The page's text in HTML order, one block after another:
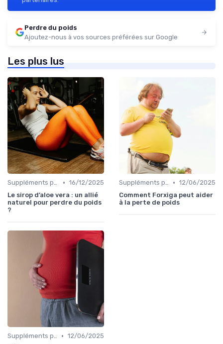
Perdre du poids
Ajoutez-nous à vos sources préférées sur Google
Les plus lus
Suppléments pour la perte de poids • 16/12/2025
Le sirop d’aloe vera : un allié
naturel pour perdre du poids
?
Suppléments pour la perte de poids • 12/06/2025
Comment Forxiga peut aider
à la perte de poids
Suppléments pour la perte de poids • 12/06/2025